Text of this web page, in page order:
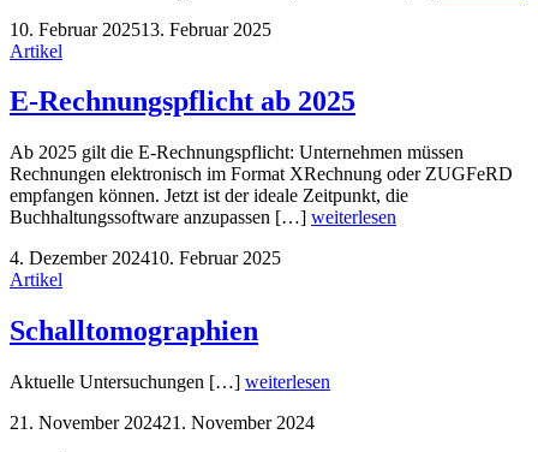
10. Februar 202513. Februar 2025
Artikel
E-Rechnungspflicht ab 2025
Ab 2025 gilt die E-Rechnungspflicht: Unternehmen müssen
Rechnungen elektronisch im Format XRechnung oder ZUGFeRD
empfangen können. Jetzt ist der ideale Zeitpunkt, die
Buchhaltungssoftware anzupassen […] weiterlesen
4. Dezember 202410. Februar 2025
Artikel
Schalltomographien
Aktuelle Untersuchungen […] weiterlesen
21. November 202421. November 2024